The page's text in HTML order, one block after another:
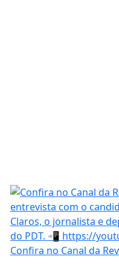
Confira no Canal da